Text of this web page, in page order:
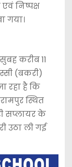
निष्पक्ष
गया।
करीब 11
(बकरी)
रहा है कि
स्थित
सप्लायर के
उठा ली गई